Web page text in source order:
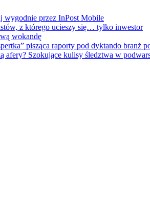
wygodnie przez InPost Mobile
z którego ucieszy się… tylko inwestor
wokandę
pisząca raporty pod dyktando branż
Szokujące kulisy śledztwa w